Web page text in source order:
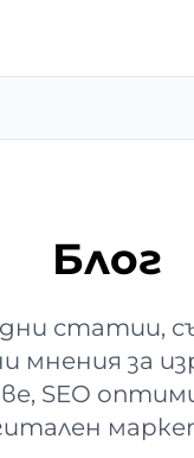
Блог
статии,
мнения за
SEO